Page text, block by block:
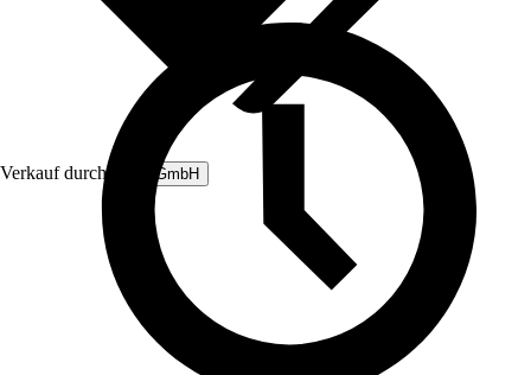
Verkauf durch: B&L GmbH